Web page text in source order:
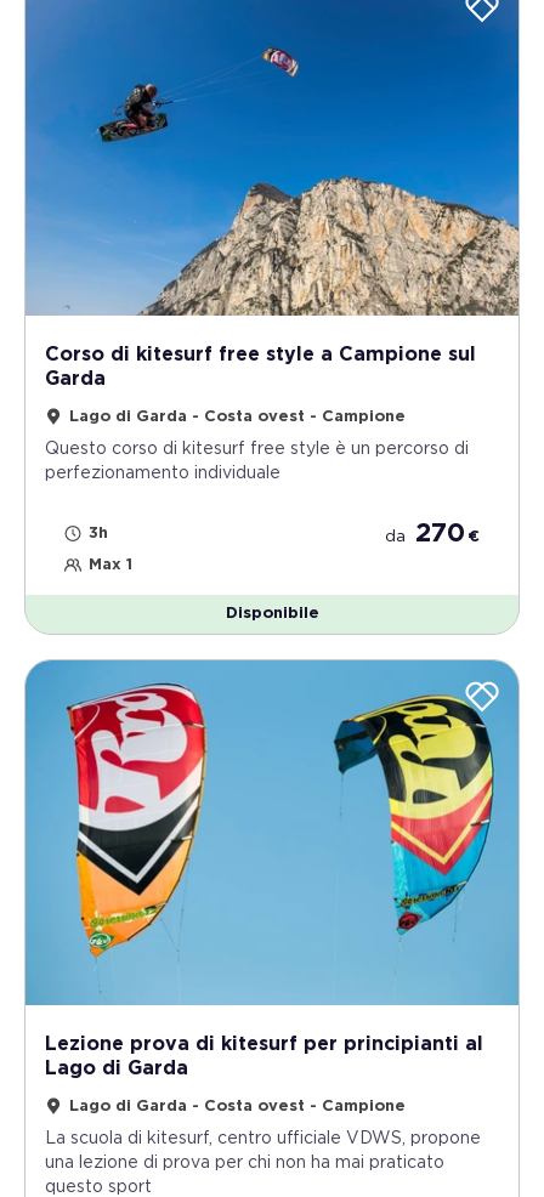
Corso di kitesurf free style a Campione sul
Garda
Lago di Garda - Costa ovest - Campione
Questo corso di kitesurf free style è un percorso di
perfezionamento individuale
3h
Max 1
da 270 €
Disponibile
Lezione prova di kitesurf per principianti al
Lago di Garda
Lago di Garda - Costa ovest - Campione
La scuola di kitesurf, centro ufficiale VDWS, propone
una lezione di prova per chi non ha mai praticato
questo sport